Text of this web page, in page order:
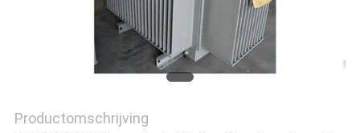
Productomschrijving